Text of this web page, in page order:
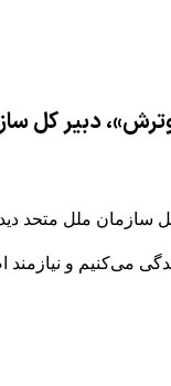
دبیر کل
سازمان ملل متحد
می‌کنیم و نیازمند